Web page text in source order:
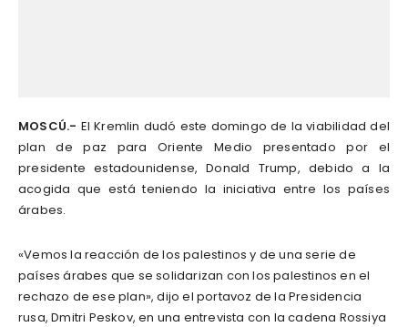
MOSCÚ.- El Kremlin dudó este domingo de la viabilidad del
plan de paz para Oriente Medio presentado por el
presidente estadounidense, Donald Trump, debido a la
acogida que está teniendo la iniciativa entre los países
árabes.
«Vemos la reacción de los palestinos y de una serie de
países árabes que se solidarizan con los palestinos en el
rechazo de ese plan», dijo el portavoz de la Presidencia
rusa, Dmitri Peskov, en una entrevista con la cadena Rossiya